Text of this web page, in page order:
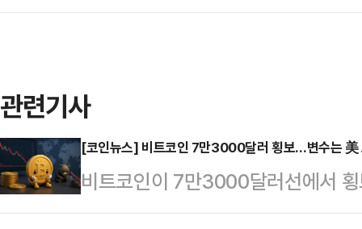
관련기사
[코인뉴스] 비트코인 7만3000달러 횡보…변수는 美
비트코인이 7만3000달러선에서
동 리스크에서 미국 고용지표와 거